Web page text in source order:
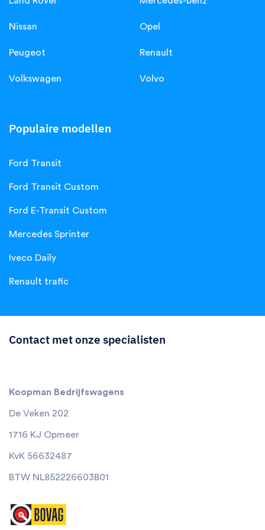
Nissan Opel
Peugeot Renault
Volkswagen Volvo
Populaire modellen
Ford Transit
Ford Transit Custom
Ford E-Transit Custom
Mercedes Sprinter
Iveco Daily
Renault trafic
Contact met onze specialisten
Koopman Bedrijfswagens
De Veken 202
1716 KJ Opmeer
KvK 56632487
BTW NL852226603B01